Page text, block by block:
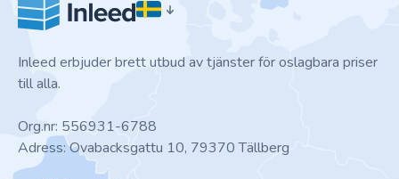
Inleed erbjuder brett utbud av tjänster för oslagbara priser
till alla.
Org.nr: 556931-6788
Adress: Ovabacksgattu 10, 79370 Tällberg